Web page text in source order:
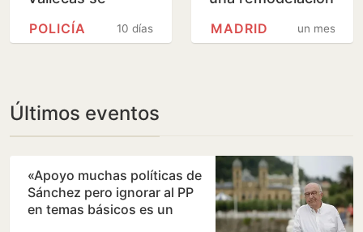
recrudece y la
Comunidad
10 días
POLICÍA
estadio de
un mes
MADRID
Últimos eventos
«Apoyo muchas políticas de
Sánchez pero ignorar al PP
en temas básicos es un